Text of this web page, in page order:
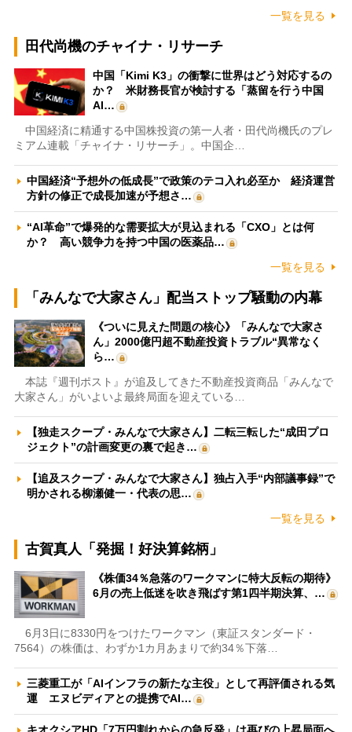
一覧を見る
田代尚機のチャイナ・リサーチ
中国「Kimi K3」の衝撃に世界はどう対応するの
か？ 米財務長官が検討する「蒸留を行う中国
AI…
中国経済に精通する中国株投資の第一人者・田代尚機氏のプレ
ミアム連載「チャイナ・リサーチ」。中国企…
中国経済“予想外の低成長”で政策のテコ入れ必至か 経済運営
方針の修正で成長加速が予想さ…
“AI革命”で爆発的な需要拡大が見込まれる「CXO」とは何
か？ 高い競争力を持つ中国の医薬品…
一覧を見る
「みんなで大家さん」配当ストップ騒動の内幕
《ついに見えた問題の核心》「みんなで大家さ
ん」2000億円超不動産投資トラブル“異常なく
ら…
本誌『週刊ポスト』が追及してきた不動産投資商品「みんなで
大家さん」がいよいよ最終局面を迎えている…
【独走スクープ・みんなで大家さん】二転三転した“成田プロ
ジェクト”の計画変更の裏で起き…
【追及スクープ・みんなで大家さん】独占入手“内部議事録”で
明かされる柳瀬健一・代表の思…
一覧を見る
古賀真人「発掘！好決算銘柄」
《株価34％急落のワークマンに特大反転の期待》
6月の売上低迷を吹き飛ばす第1四半期決算、…
6月3日に8330円をつけたワークマン（東証スタンダード・
7564）の株価は、わずか1カ月あまりで約34％下落…
三菱重工が「AIインフラの新たな主役」として再評価される気
運 エヌビディアとの提携でAI…